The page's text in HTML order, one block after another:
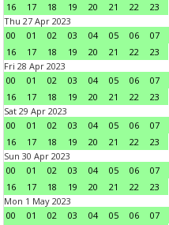
16
17 18 19 20 21 22
23
Thu 27 Apr 2023
00
01 02 03 04 05 06 07
16
17 18 19 20 21 22
23
Fri 28 Apr 2023
00
01 02 03 04 05 06 07
16
17 18 19 20 21 22
23
Sat 29 Apr 2023
00
01 02 03 04 05 06 07
16
17 18 19 20 21 22
23
Sun 30 Apr 2023
00
01 02 03 04 05 06 07
16
17 18 19 20 21 22
23
Mon 1 May 2023
00
01 02 03 04 05 06 07